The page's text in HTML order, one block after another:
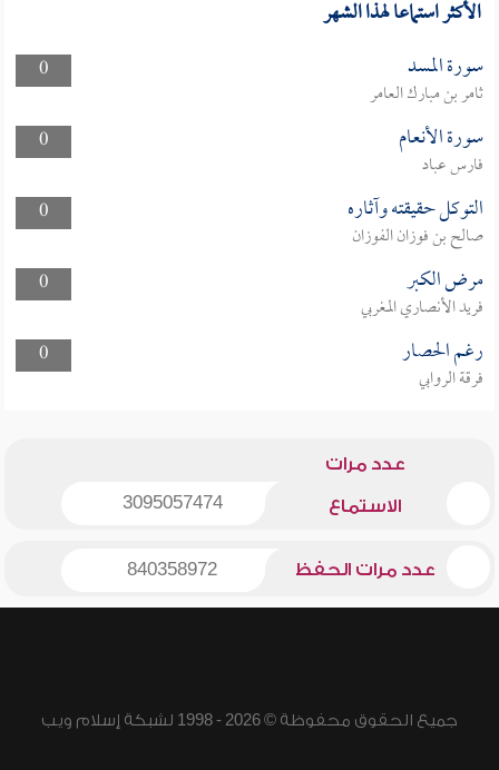
الأكثر استماعا لهذا الشهر
0 سورة المسد
ثامر بن مبارك العامر
0
سورة الأنعام
فارس عباد
0
التوكل حقيقته وآثاره
صالح بن فوزان الفوزان
0
مرض الكبر
فريد الأنصاري المغربي
0
رغم الحصار
فرقة الروابي
عدد مرات
الاستماع 3095057474
عدد مرات الحفظ 840358972
جميع الحقوق محفوظة © 2026 - 1998 لشبكة إسلام ويب